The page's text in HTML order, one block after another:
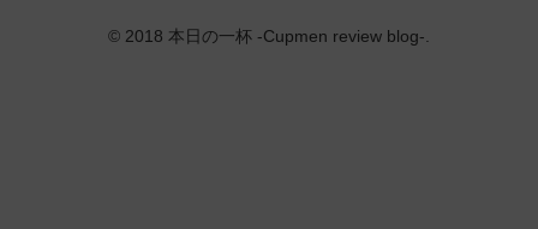
© 2018 本日の一杯 -Cupmen review blog-.